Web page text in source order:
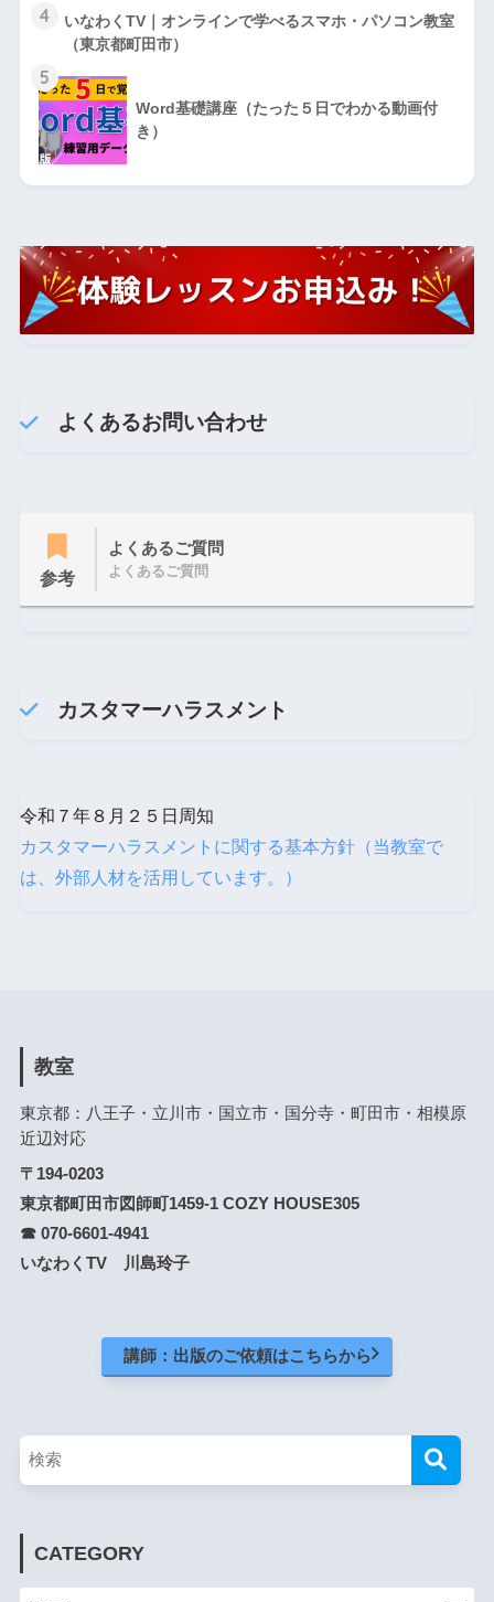
4
いなわくTV｜オンラインで学べるスマホ・パソコン教室
（東京都町田市）
5
Word基礎講座（たった５日でわかる動画付
き）
よくあるお問い合わせ
参考
よくあるご質問
よくあるご質問
カスタマーハラスメント
令和７年８月２５日周知
カスタマーハラスメントに関する基本方針（当教室で
は、外部人材を活用しています。）
教室
東京都：八王子・立川市・国立市・国分寺・町田市・相模原
近辺対応
〒194-0203
東京都町田市図師町1459-1 COZY HOUSE305
☎ 070-6601-4941
いなわくTV 川島玲子
講師：出版のご依頼はこちらから
CATEGORY